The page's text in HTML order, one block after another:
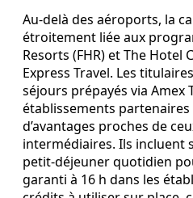
Au‑delà des aéroports, la
étroitement liée aux
Resorts (FHR) et The Hotel
Express Travel. Les
séjours prépayés via Amex
établissements
d’avantages proches de
intermédiaires. Ils incluent
petit‑déjeuner quotidien
garanti à 16 h dans les